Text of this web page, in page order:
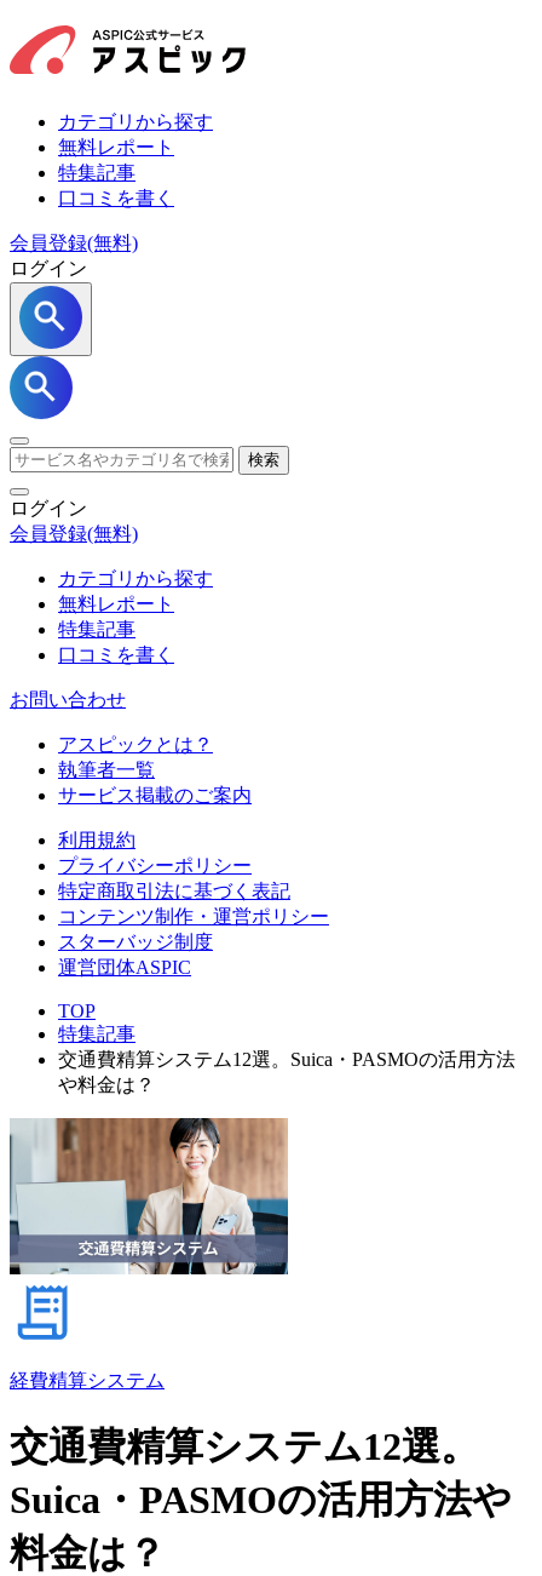
カテゴリから探す
無料レポート
特集記事
口コミを書く
会員登録(無料)
ログイン
検索
ログイン
会員登録(無料)
カテゴリから探す
無料レポート
特集記事
口コミを書く
お問い合わせ
アスピックとは？
執筆者一覧
サービス掲載のご案内
利用規約
プライバシーポリシー
特定商取引法に基づく表記
コンテンツ制作・運営ポリシー
スターバッジ制度
運営団体ASPIC
TOP
特集記事
交通費精算システム12選。Suica・PASMOの活用方法
や料金は？
経費精算システム
交通費精算システム12選。
Suica・PASMOの活用方法や
料金は？